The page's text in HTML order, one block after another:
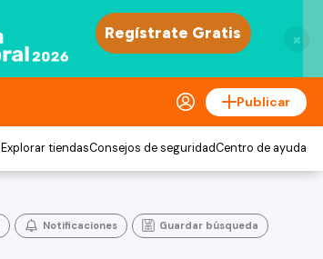
×
Publicar
Explorar tiendasConsejos de seguridadCentro de ayuda
Notificaciones Guardar búsqueda